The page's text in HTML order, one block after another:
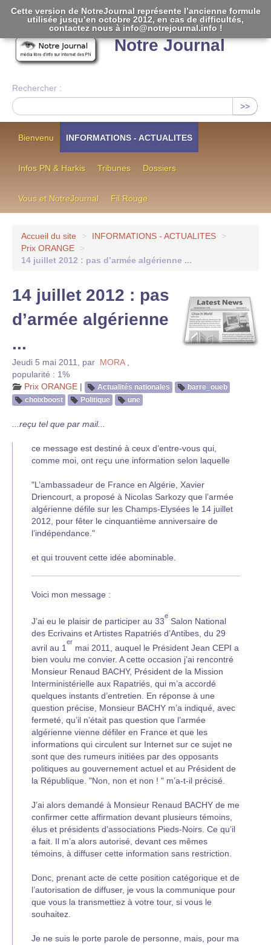
Notre Journal
Rechercher :
>>
Bienvenu INFORMATIONS - ACTUALITES
Infos PN & Harkis Tribunes Dossiers
Vous et NotreJournal Fil Rouge
Accueil du site > INFORMATIONS - ACTUALITES
>
Prix ORANGE
>
14 juillet 2012 : pas d’armée algérienne ...
14 juillet 2012 : pas
d’armée algérienne
...
Jeudi 5 mai 2011 par MORA
popularité : 1%
Prix ORANGE | Actualités nationales
barre_oueb
choixboost
Politique une
...reçu tel que par mail...
ce message est destiné à ceux d’entre-vous qui,
comme moi, ont reçu une information selon laquelle
"L’ambassadeur de France en Algérie, Xavier
Driencourt, a proposé à Nicolas Sarkozy que l’armée
algérienne défile sur les Champs-Elysées le 14 juillet
2012, pour fêter le cinquantième anniversaire de
l’indépendance."
et qui trouvent cette idée abominable.
Voici mon message :
J’ai eu le plaisir de participer au 33
e
Salon National
des Ecrivains et Artistes Rapatriés d’Antibes, du 29
avril au 1
er
mai 2011, auquel le Président Jean CEPI a
bien voulu me convier. A cette occasion j’ai rencontré
Monsieur Renaud BACHY, Président de la Mission
Interministérielle aux Rapatriés, qui m’a accordé
quelques instants d’entretien. En réponse à une
question précise, Monsieur BACHY m’a indiqué, avec
fermeté, qu’il n’était pas question que l’armée
algérienne vienne défiler en France et que les
informations qui circulent sur Internet sur ce sujet ne
sont que des rumeurs initiées par des opposants
politiques au gouvernement actuel et au Président de
la République. "Non, non et non ! " m’a-t-il précisé.
J’ai alors demandé à Monsieur Renaud BACHY de me
confirmer cette affirmation devant plusieurs témoins,
élus et présidents d’associations Pieds-Noirs. Ce qu’il
a fait. Il m’a alors autorisé, devant ces mêmes
témoins, à diffuser cette information sans restriction.
Donc, prenant acte de cette position catégorique et de
l’autorisation de diffuser, je vous la communique pour
que vous la transmettiez à votre tour, si vous le
souhaitez.
Je ne suis le porte parole de personne, mais, pour ma
Cette version de NotreJournal représente l’ancienne formule
utilisée jusqu’en octobre 2012, en cas de difficultés,
contactez nous à info@notrejournal.info !